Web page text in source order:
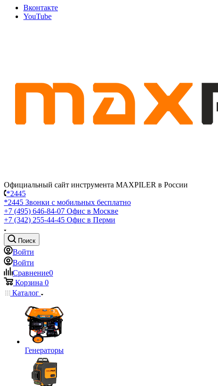
Вконтакте
YouTube
Официальный сайт инструмента MAXPILER в России
*2445
*2445 Звонки с мобильных бесплатно
+7 (495) 646-84-07 Офис в Москве
+7 (342) 255-44-45 Офис в Перми
Поиск
Войти
Войти
Сравнение0
Корзина 0
Каталог
Генераторы